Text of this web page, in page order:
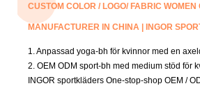
CUSTOM COLOR / LOGO/ FABRIC WOMEN
MANUFACTURER IN CHINA | INGOR
1. Anpassad yoga-bh för kvinnor med en
2. OEM ODM sport-bh med medium stöd för
INGOR sportkläders One-stop-shop OEM /